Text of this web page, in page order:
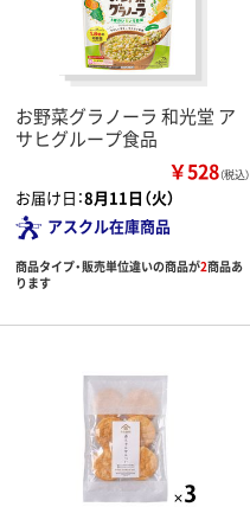
お野菜グラノーラ 和光堂 ア
サヒグループ食品
￥528（税込）
お届け日：8月11日（火）
アスクル在庫商品
商品タイプ・販売単位違いの商品が2商品あ
ります